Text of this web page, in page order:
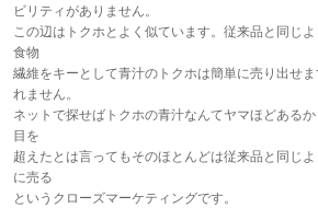
ビリティがありません。
この辺はトクホとよく似ています。従来品と同じ
食物
繊維をキーとして青汁のトクホは簡単に売り出せ
れません。
ネットで探せばトクホの青汁なんてヤマほどある
目を
超えたとは言ってもそのほとんどは従来品と同じ
に売る
というクローズマーケティングです。